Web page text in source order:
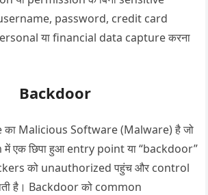
password, credit card
या financial data capture करना
Backdoor
Malicious Software (Malware) है जो
एक छिपा हुआ entry point या “backdoor”
को unauthorized पहुंच और control
है। Backdoor को common